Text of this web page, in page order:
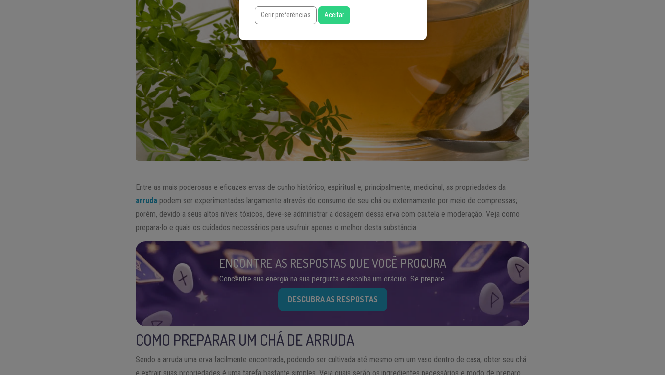
Entre as mais poderosas e eficazes ervas de cunho histórico, espiritual e, principalmente, medicinal, as propriedades da
arruda podem ser experimentadas largamente através do consumo de seu chá ou externamente por meio de compressas;
porém, devido a seus altos níveis tóxicos, deve-se administrar a dosagem dessa erva com cautela e moderação. Veja como
prepara-lo e quais os cuidados necessários para usufruir apenas o melhor desta substância.
ENCONTRE AS RESPOSTAS QUE VOCÊ PROCURA
Concentre sua energia na sua pergunta e escolha um oráculo. Se prepare.
DESCUBRA AS RESPOSTAS
COMO PREPARAR UM CHÁ DE ARRUDA
Sendo a arruda uma erva facilmente encontrada, podendo ser cultivada até mesmo em um vaso dentro de casa, obter seu chá
e extrair suas propriedades é uma tarefa bastante simples. Veja quais serão os ingredientes necessários e modo de preparo.
Gerir preferências Aceitar